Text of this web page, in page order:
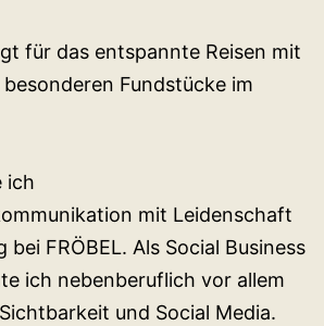
für das entspannte Reisen mit
Fundstücke im
ich
mit Leidenschaft
FRÖBEL. Als Social Business
ich nebenberuflich vor allem
und Social Media.